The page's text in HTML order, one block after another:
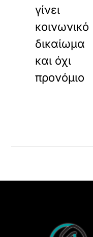
γίνει
κοινωνικό
δικαίωμα
και όχι
προνόμιο